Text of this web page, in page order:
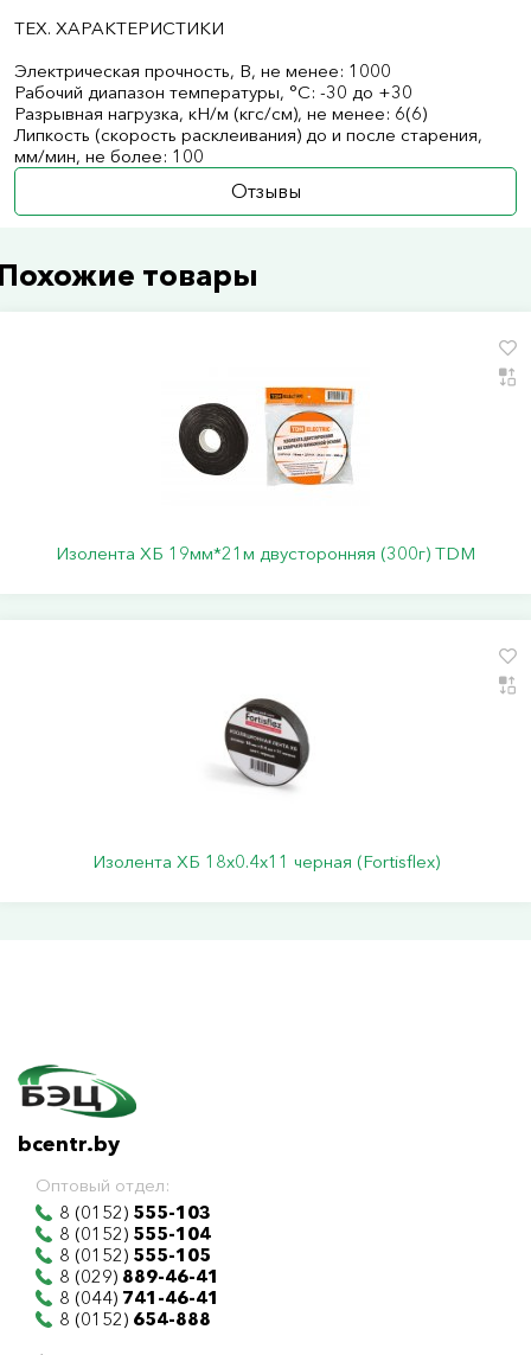
ТЕХ. ХАРАКТЕРИСТИКИ
Электрическая прочность, В, не менее: 1000
Рабочий диапазон температуры, °С: -30 до +30
Разрывная нагрузка, кН/м (кгс/см), не менее: 6(6)
Липкость (скорость расклеивания) до и после старения,
мм/мин, не более: 100
Отзывы
товары
Изолента ХБ 19мм*21м двусторонняя (300г) TDM
Изолента ХБ 18х0.4х11 черная (Fortisflex)
bcentr.by
Оптовый отдел:
8 (0152) 555-103
8 (0152) 555-104
8 (0152) 555-105
8 (029) 889-46-41
8 (044) 741-46-41
8 (0152) 654-888